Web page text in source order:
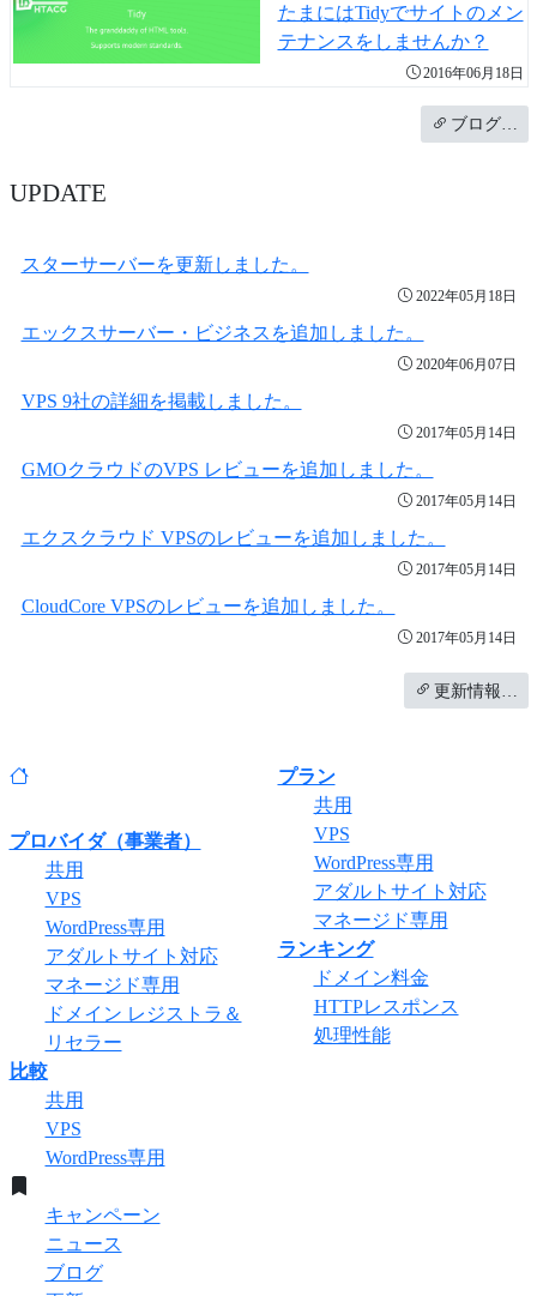
たまにはTidyでサイトのメン
テナンスをしませんか？
2016年06月18日
ブログ…
UPDATE
スターサーバーを更新しました。
2022年05月18日
エックスサーバー・ビジネスを追加しました。
2020年06月07日
VPS 9社の詳細を掲載しました。
2017年05月14日
GMOクラウドのVPS レビューを追加しました。
2017年05月14日
エクスクラウド VPSのレビューを追加しました。
2017年05月14日
CloudCore VPSのレビューを追加しました。
2017年05月14日
更新情報…
プロバイダ（事業者）
共用
VPS
WordPress専用
アダルトサイト対応
マネージド専用
ドメイン レジストラ＆
リセラー
プラン
共用
VPS
WordPress専用
アダルトサイト対応
マネージド専用
ランキング
ドメイン料金
HTTPレスポンス
処理性能
比較
共用
VPS
WordPress専用
キャンペーン
ニュース
ブログ